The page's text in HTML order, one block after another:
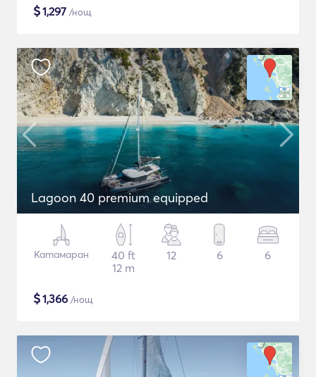
$1,297 /нощ
Lagoon 40 premium equipped
Катамаран
40 ft
12 m
12 6 6
$1,366 /нощ